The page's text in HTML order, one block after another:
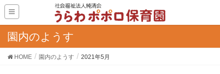
園内のようす
HOME 園内のようす 2021年5月